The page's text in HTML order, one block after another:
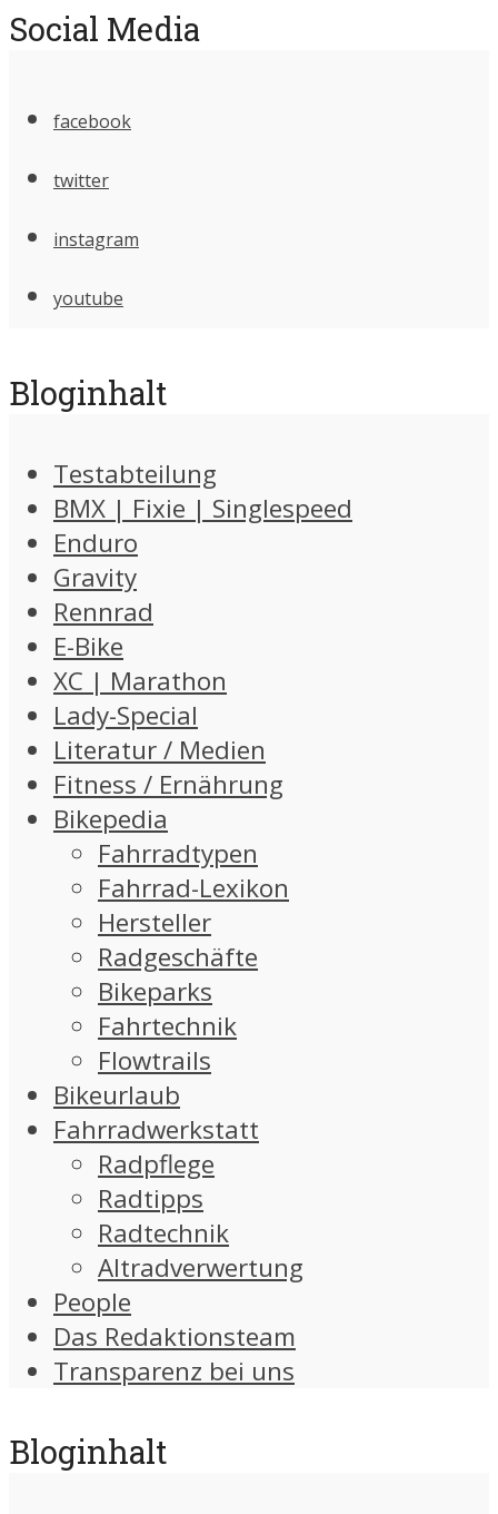
Social Media
facebook
twitter
instagram
youtube
Bloginhalt
Testabteilung
BMX | Fixie | Singlespeed
Enduro
Gravity
Rennrad
E-Bike
XC | Marathon
Lady-Special
Literatur / Medien
Fitness / Ernährung
Bikepedia
Fahrradtypen
Fahrrad-Lexikon
Hersteller
Radgeschäfte
Bikeparks
Fahrtechnik
Flowtrails
Bikeurlaub
Fahrradwerkstatt
Radpflege
Radtipps
Radtechnik
Altradverwertung
People
Das Redaktionsteam
Transparenz bei uns
Bloginhalt